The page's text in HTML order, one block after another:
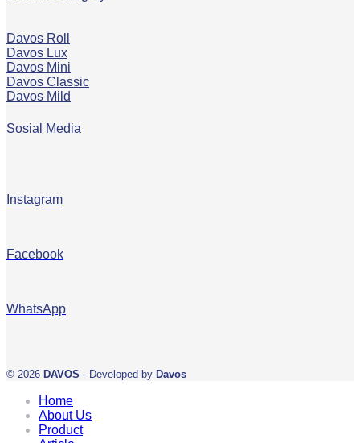
Davos Roll
Davos Lux
Davos Mini
Davos Classic
Davos Mild
Sosial Media
Instagram
Facebook
WhatsApp
© 2026 DAVOS - Developed by Davos
Home
About Us
Product